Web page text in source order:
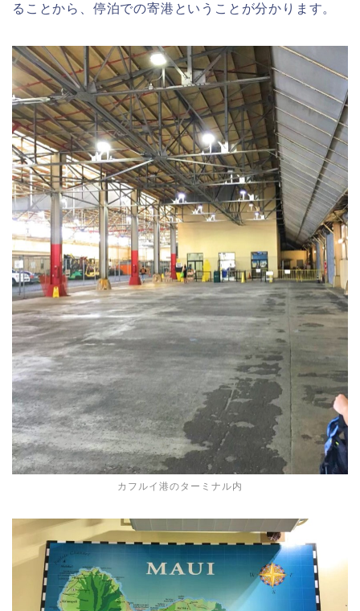
ることから、停泊での寄港ということが分かります。
カフルイ港のターミナル内